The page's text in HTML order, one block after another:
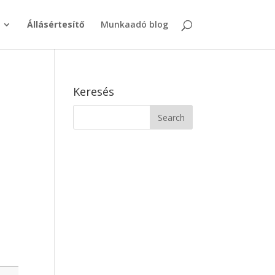
Állásértesítő Munkaadó blog
Keresés